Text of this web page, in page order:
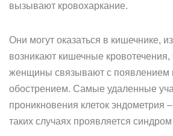
вызывают кровохаркание.
Они могут оказаться в кишечнике,
возникают кишечные
женщины связывают с появлением
обострением. Самые удаленные
проникновения клеток эндометрия
таких случаях проявляется